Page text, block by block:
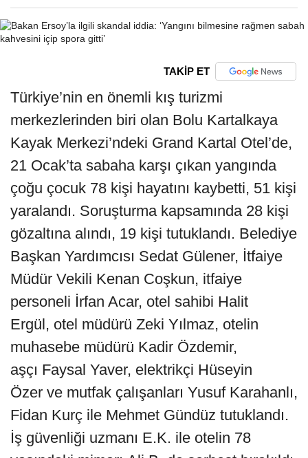
TAKİP ET
Türkiye’nin en önemli kış turizmi
merkezlerinden biri olan Bolu Kartalkaya
Kayak Merkezi’ndeki Grand Kartal Otel’de,
21 Ocak’ta sabaha karşı çıkan yangında
çoğu çocuk 78 kişi hayatını kaybetti, 51 kişi
yaralandı. Soruşturma kapsamında 28 kişi
gözaltına alındı, 19 kişi tutuklandı. Belediye
Başkan Yardımcısı Sedat Gülener, İtfaiye
Müdür Vekili Kenan Coşkun, itfaiye
personeli İrfan Acar, otel sahibi Halit
Ergül, otel müdürü Zeki Yılmaz, otelin
muhasebe müdürü Kadir Özdemir,
aşçı Faysal Yaver, elektrikçi Hüseyin
Özer ve mutfak çalışanları Yusuf Karahanlı,
Fidan Kurç ile Mehmet Gündüz tutuklandı.
İş güvenliği uzmanı E.K. ile otelin 78